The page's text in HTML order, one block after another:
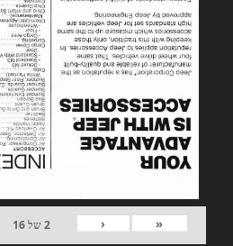
«
‹
2של16